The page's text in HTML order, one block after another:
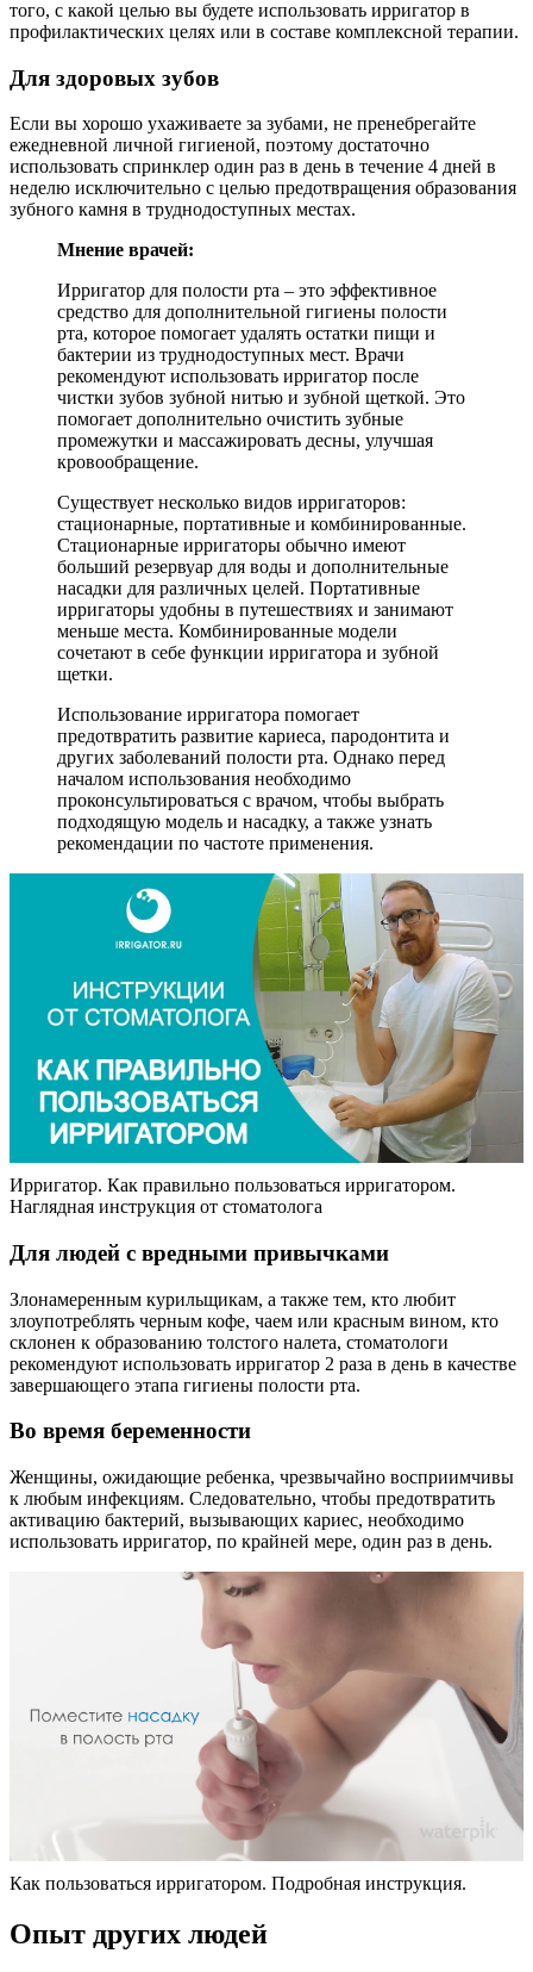
того, с какой целью вы будете использовать ирригатор в
профилактических целях или в составе комплексной терапии.
Для здоровых зубов
Если вы хорошо ухаживаете за зубами, не пренебрегайте
ежедневной личной гигиеной, поэтому достаточно
использовать спринклер один раз в день в течение 4 дней в
неделю исключительно с целью предотвращения образования
зубного камня в труднодоступных местах.
Мнение врачей:
Ирригатор для полости рта – это эффективное
средство для дополнительной гигиены полости
рта, которое помогает удалять остатки пищи и
бактерии из труднодоступных мест. Врачи
рекомендуют использовать ирригатор после
чистки зубов зубной нитью и зубной щеткой. Это
помогает дополнительно очистить зубные
промежутки и массажировать десны, улучшая
кровообращение.
Существует несколько видов ирригаторов:
стационарные, портативные и комбинированные.
Стационарные ирригаторы обычно имеют
больший резервуар для воды и дополнительные
насадки для различных целей. Портативные
ирригаторы удобны в путешествиях и занимают
меньше места. Комбинированные модели
сочетают в себе функции ирригатора и зубной
щетки.
Использование ирригатора помогает
предотвратить развитие кариеса, пародонтита и
других заболеваний полости рта. Однако перед
началом использования необходимо
проконсультироваться с врачом, чтобы выбрать
подходящую модель и насадку, а также узнать
рекомендации по частоте применения.
Ирригатор. Как правильно пользоваться ирригатором.
Наглядная инструкция от стоматолога
Для людей с вредными привычками
Злонамеренным курильщикам, а также тем, кто любит
злоупотреблять черным кофе, чаем или красным вином, кто
склонен к образованию толстого налета, стоматологи
рекомендуют использовать ирригатор 2 раза в день в качестве
завершающего этапа гигиены полости рта.
Во время беременности
Женщины, ожидающие ребенка, чрезвычайно восприимчивы
к любым инфекциям. Следовательно, чтобы предотвратить
активацию бактерий, вызывающих кариес, необходимо
использовать ирригатор, по крайней мере, один раз в день.
Как пользоваться ирригатором. Подробная инструкция.
Опыт других людей